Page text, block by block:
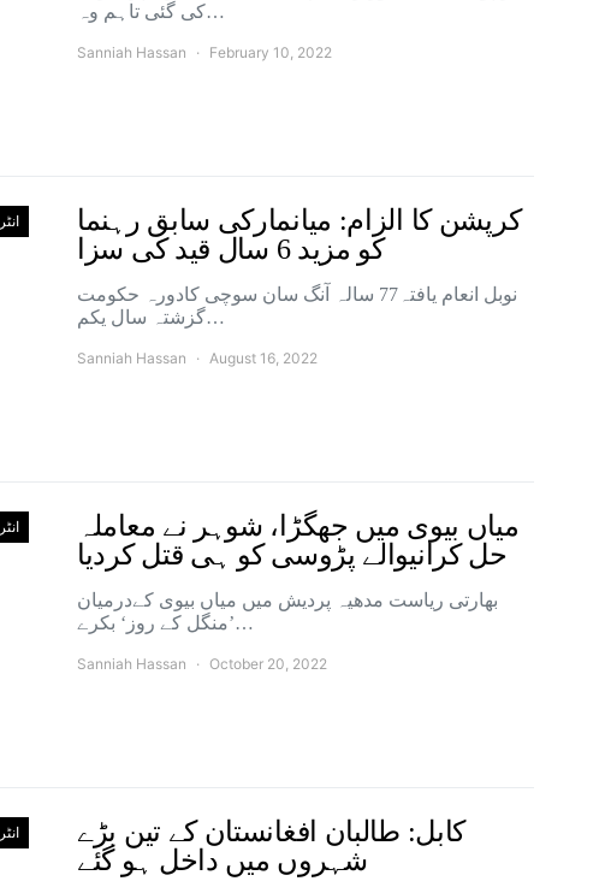
کی گئی تاہم وہ…
Sanniah Hassan February 10, 2022
کرپشن کا الزام: میانمارکی سابق رہنما
کو مزید 6 سال قید کی سزا
نوبل انعام یافتہ77 سالہ آنگ سان سوچی کادورہ حکومت
گزشتہ سال یکم…
Sanniah Hassan August 16, 2022
میاں بیوی میں جھگڑا، شوہر نے معاملہ
حل کرانیوالے پڑوسی کو ہی قتل کردیا
بھارتی ریاست مدھیہ پردیش میں میاں بیوی کےدرمیان
’منگل کے روز‘ بکرے…
Sanniah Hassan October 20, 2022
کابل: طالبان افغانستان کے تین بڑے
شہروں میں داخل ہو گئے